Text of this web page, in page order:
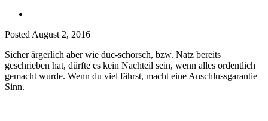
Posted August 2, 2016
Sicher ärgerlich aber wie duc-schorsch, bzw. Natz bereits
geschrieben hat, dürfte es kein Nachteil sein, wenn alles ordentlich
gemacht wurde. Wenn du viel fährst, macht eine Anschlussgarantie
Sinn.